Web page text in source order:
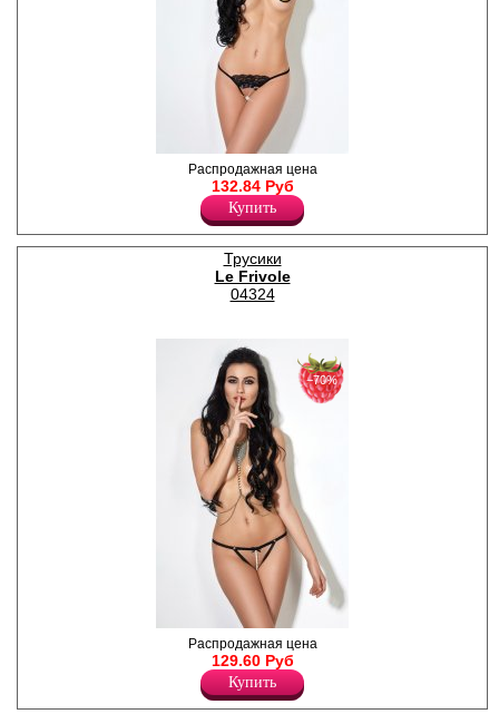
Дерзкие трусики из кружева
с открытым доступом и
атласным бантиком.
Лайкра 24%
Полиамид 76%
Распродажная цена
132.84 Руб
Купить
Трусики
Le Frivole
04324
Контурные открытые
трусики с декоративной
деталью из жемчужин на
передней детали.
Полиэстер 100%
−70%
Распродажная цена
129.60 Руб
Купить